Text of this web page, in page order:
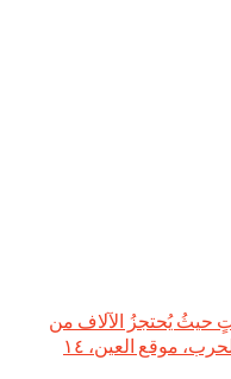
حيثُ يُحتجزُ الآلاف من
المختطفين والمخفيين قسرًا وأسرى الحرب، موقع العين، ۱٤